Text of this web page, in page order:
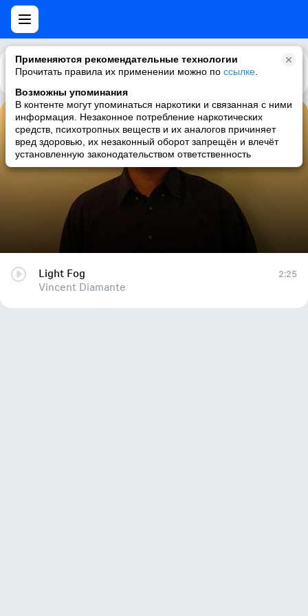
Применяются рекомендательные технологии
Прочитать правила их применении можно по ссылке
Возможны упоминания
В контенте могут упоминаться наркотики и связанная с ними
информация. Незаконное потребление наркотических
средств, психотропных веществ и их аналогов причиняет
вред здоровью, их незаконный оборот запрещён и влечёт
установленную законодательством ответственность
Каталог Рекомендации
Light Fog
Vincent Diamante
Light Fog
Vincent Diamante
2:25